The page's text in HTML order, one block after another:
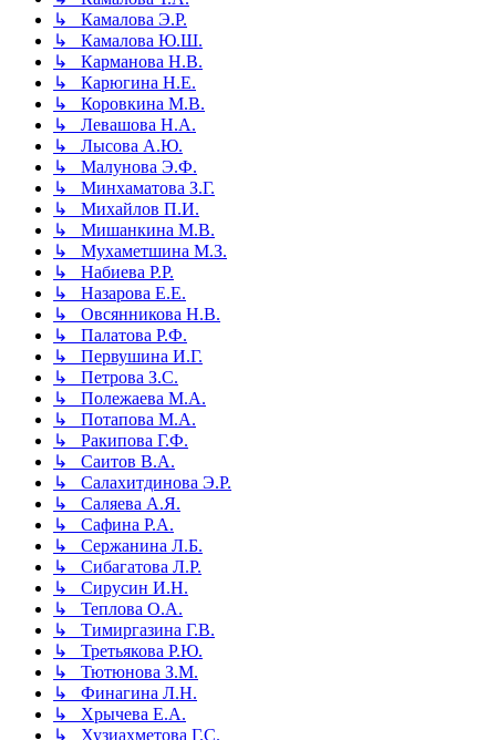
↳ Камалова Э.Р.
↳ Камалова Ю.Ш.
↳ Карманова Н.В.
↳ Карюгина Н.Е.
↳ Коровкина М.В.
↳ Левашова Н.А.
↳ Лысова А.Ю.
↳ Малунова Э.Ф.
↳ Минхаматова З.Г.
↳ Михайлов П.И.
↳ Мишанкина М.В.
↳ Мухаметшина М.З.
↳ Набиева Р.Р.
↳ Назарова Е.Е.
↳ Овсянникова Н.В.
↳ Палатова Р.Ф.
↳ Первушина И.Г.
↳ Петрова З.С.
↳ Полежаева М.А.
↳ Потапова М.А.
↳ Ракипова Г.Ф.
↳ Саитов В.А.
↳ Салахитдинова Э.Р.
↳ Саляева А.Я.
↳ Сафина Р.А.
↳ Сержанина Л.Б.
↳ Сибагатова Л.Р.
↳ Сирусин И.Н.
↳ Теплова О.А.
↳ Тимиргазина Г.В.
↳ Третьякова Р.Ю.
↳ Тютюнова З.М.
↳ Финагина Л.Н.
↳ Хрычева Е.А.
↳ Хузиахметова Г.С.